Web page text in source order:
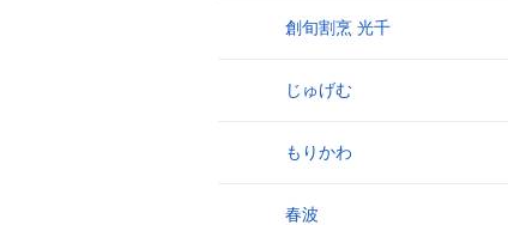
創旬割烹 光千
じゅげむ
もりかわ
春波